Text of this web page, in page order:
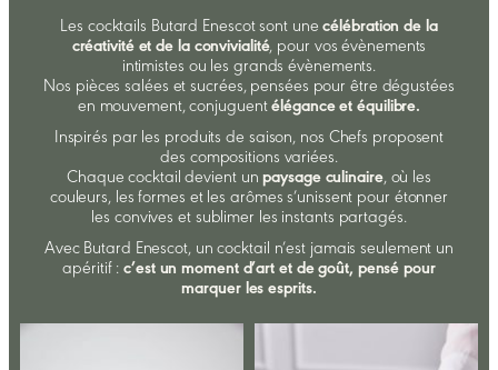
Les cocktails Butard Enescot sont unecélébration de la
créativité et de la convivialité, pour vos évènements
intimistes ou les grands évènements.
Nos pièces salées et sucrées, pensées pour être dégustées
en mouvement, conjuguentélégance et équilibre.
Inspirés par les produits de saison, nos Chefs proposent
des compositions variées.
Chaque cocktail devient unpaysage culinaire, où les
couleurs, les formes et les arômes s’unissent pour étonner
les convives et sublimer les instants partagés.
Avec Butard Enescot, un cocktail n’est jamais seulement un
apéritif :c’est un moment d’art et de goût, pensé pour
marquer les esprits.